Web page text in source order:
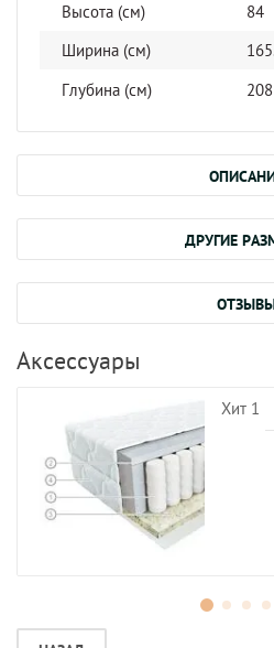
Высота (см)
84
Ширина (см)
Глубина (см)
208
ДРУГИЕ
Аксессуары
Хит 1